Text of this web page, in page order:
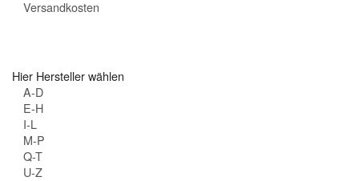
Versandkosten
Hier Hersteller wählen
A-D
E-H
I-L
M-P
Q-T
U-Z